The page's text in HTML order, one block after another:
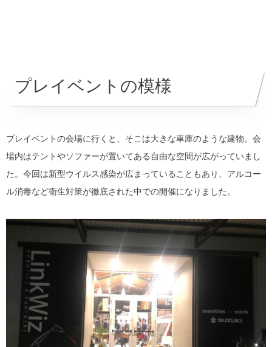
プレイベントの模様
プレイベントの会場に行くと、そこは大きな車庫のような建物。会
場内はテントやソファーが置いてある自由な空間が広がっていまし
た。今回は新型ウイルス感染が広まっていることもあり、アルコー
ル消毒など衛生対策が徹底された中での開催になりました。